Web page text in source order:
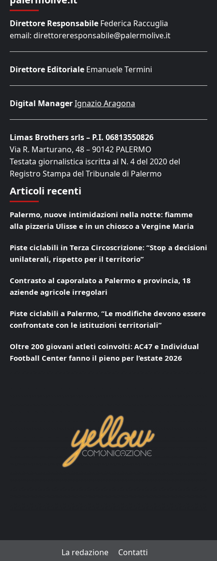
Direttore Responsabile Federica Raccuglia
email: direttoreresponsabile@palermolive.it
Direttore Editoriale Emanuele Termini
Digital ManagerIgnazio Aragona
Limas Brothers srls – P.I. 06813550826
Via R. Marturano, 48 – 90142 PALERMO
Testata giornalistica iscritta al N. 4 del 2020 del
Registro Stampa del Tribunale di Palermo
Articoli recenti
Palermo, nuove intimidazioni nella notte: fiamme
alla pizzeria Ulisse e in un chiosco a Vergine Maria
Piste ciclabili in Terza Circoscrizione: “Stop a decisioni
unilaterali, rispetto per il territorio”
Contrasto al caporalato a Palermo e provincia, 18
aziende agricole irregolari
Piste ciclabili a Palermo, “Le modifiche devono essere
confrontate con le istituzioni territoriali”
Oltre 200 giovani atleti coinvolti: AC47 e Individual
Football Center fanno il pieno per l’estate 2026
La redazione
Contatti